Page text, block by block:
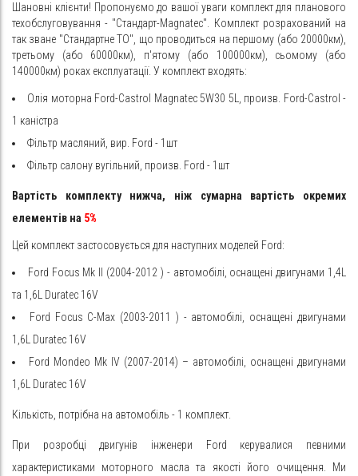
Шановні клієнти! Пропонуємо до вашої уваги комплект для планового
техобслуговування - "Стандарт-Magnatec". Комплект розрахований на
так зване "Стандартне ТО", що проводиться на першому (або 20000км),
третьому (або 60000км), п'ятому (або 100000км), сьомому (або
140000км) роках експлуатації. У комплект входять:
Олія моторна Ford-Castrol Magnatec 5W30 5L, произв. Ford-Castrol -
1 каністра
Фільтр масляний, вир. Ford - 1шт
Фільтр салону вугільний, произв. Ford - 1шт
Вартість комплекту нижча, ніж сумарна вартість окремих
елементів на 5%
Цей комплект застосовується для наступних моделей Ford:
Ford Focus Mk II (2004-2012 ) - автомобілі, оснащені двигунами 1,4L
та 1,6L Duratec 16V
Ford Focus C-Max (2003-2011
) - автомобілі, оснащені двигунами
1,6L Duratec 16V
Ford Mondeo Mk IV (2007-2014) – автомобілі, оснащені двигунами
1,6L Duratec 16V
Кількість, потрібна на автомобіль - 1 комплект.
При розробці двигунів інженери Ford керувалися певними
характеристиками моторного масла та якості його очищення. Ми